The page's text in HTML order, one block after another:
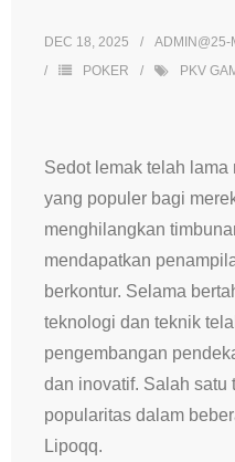
DEC 18, 2025
ADMIN@25-
POKER
PKV
Sedot lemak telah
yang populer bagi
menghilangkan
mendapatkan
berkontur. Selama
teknologi dan teknik
pengembangan
dan inovatif. Salah satu
popularitas dalam
Lipoqq.